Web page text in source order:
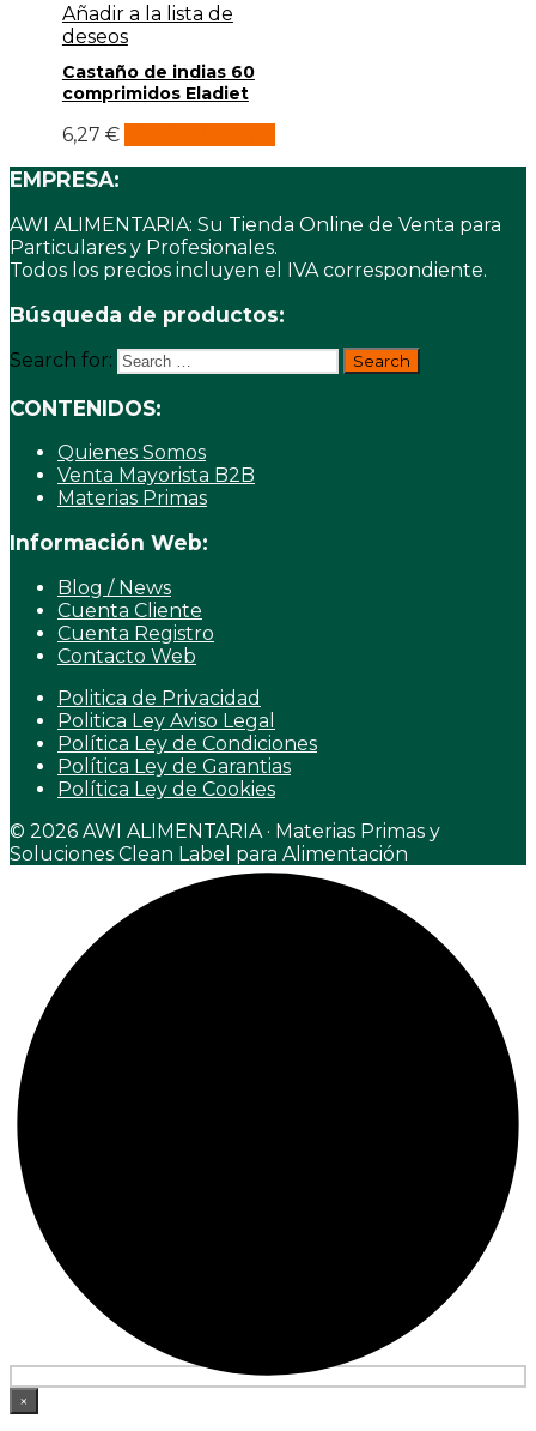
Añadir a la lista de
deseos
Castaño de indias 60
comprimidos Eladiet
6,27 €
EMPRESA:
AWI ALIMENTARIA: Su Tienda Online de Venta para
Particulares y Profesionales.
Todos los precios incluyen el IVA correspondiente.
Búsqueda de productos:
Search for:
CONTENIDOS:
Quienes Somos
Venta Mayorista B2B
Materias Primas
Información Web:
Blog / News
Cuenta Cliente
Cuenta Registro
Contacto Web
Politica de Privacidad
Politica Ley Aviso Legal
Política Ley de Condiciones
Política Ley de Garantias
Política Ley de Cookies
© 2026 AWI ALIMENTARIA · Materias Primas y
Soluciones Clean Label para Alimentación
×